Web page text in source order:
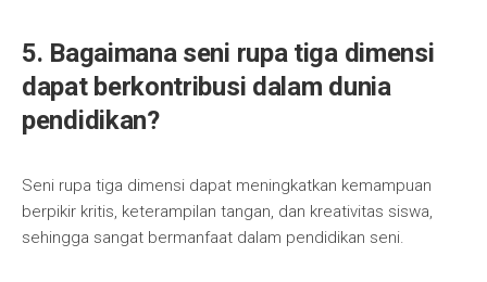
5. Bagaimana seni rupa tiga dimensi
dapat berkontribusi dalam dunia
pendidikan?
Seni rupa tiga dimensi dapat meningkatkan kemampuan
berpikir kritis, keterampilan tangan, dan kreativitas siswa,
sehingga sangat bermanfaat dalam pendidikan seni.